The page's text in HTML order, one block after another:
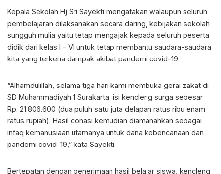
Kepala Sekolah Hj Sri Sayekti mengatakan walaupun seluruh
pembelajaran dilaksanakan secara daring, kebijakan sekolah
sungguh mulia yaitu tetap mengajak kepada seluruh peserta
didik dari kelas I – VI untuk tetap membantu saudara-saudara
kita yang terkena dampak akibat pandemi covid-19.
“Alhamdulillah, selama tiga hari kami membuka gerai zakat di
SD Muhammadiyah 1 Surakarta, isi kencleng surga sebesar
Rp. 21.806.600 (dua puluh satu juta delapan ratus ribu enam
ratus rupiah). Hasil donasi kemudian diamanahkan sebagai
infaq kemanusiaan utamanya untuk dana kebencanaan dan
pandemi covid-19,” kata Sayekti.
Bertepatan dengan penerimaan hasil belajar siswa, kencleng